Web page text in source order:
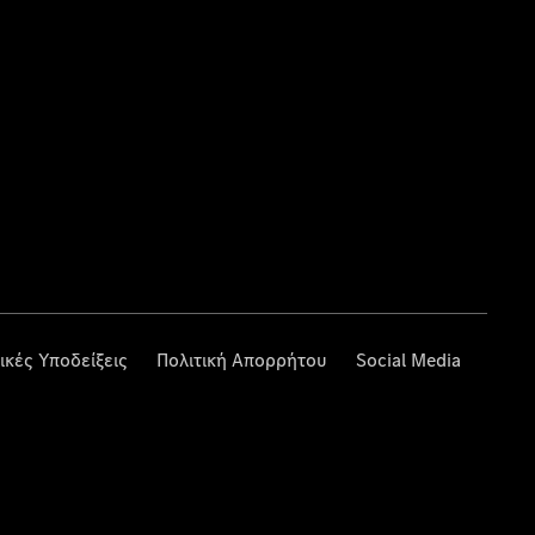
Υποδείξεις Πολιτική Απορρήτου Social Media